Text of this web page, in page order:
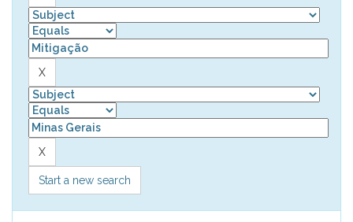
Start a new search